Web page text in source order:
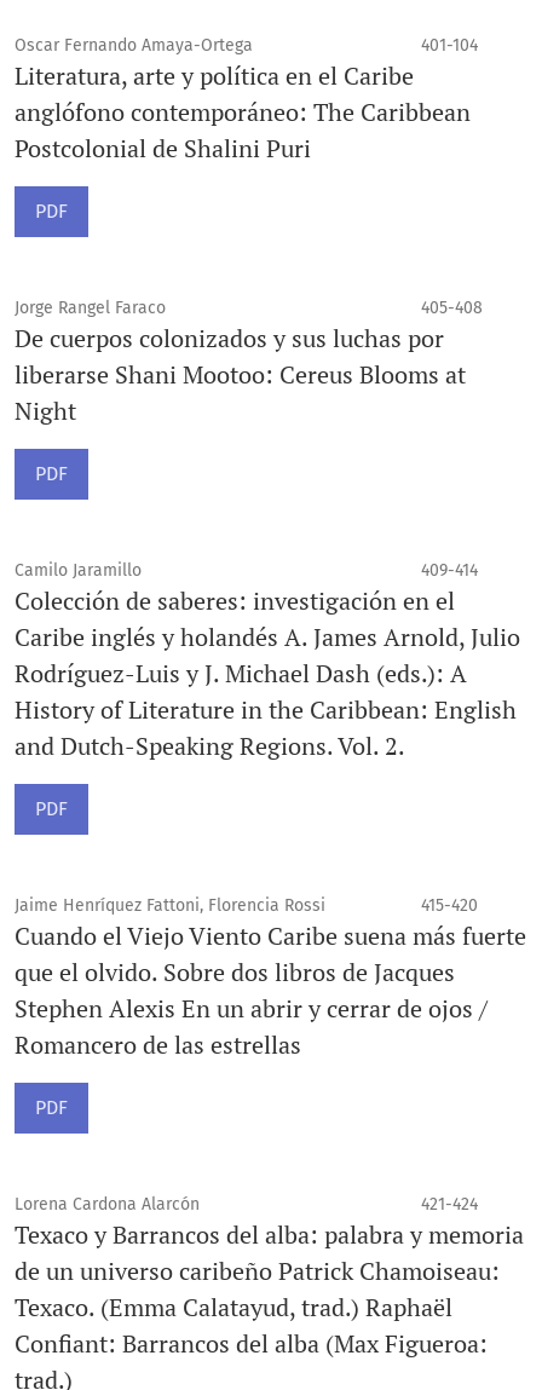
Oscar Fernando Amaya-Ortega 401-104
Literatura, arte y política en el Caribe
anglófono contemporáneo: The Caribbean
Postcolonial de Shalini Puri
PDF
Jorge Rangel Faraco 405-408
De cuerpos colonizados y sus luchas por
liberarse Shani Mootoo: Cereus Blooms at
Night
PDF
Camilo Jaramillo 409-414
Colección de saberes: investigación en el
Caribe inglés y holandés A. James Arnold, Julio
Rodríguez-Luis y J. Michael Dash (eds.): A
History of Literature in the Caribbean: English
and Dutch-Speaking Regions. Vol. 2.
PDF
Jaime Henríquez Fattoni, Florencia Rossi 415-420
Cuando el Viejo Viento Caribe suena más fuerte
que el olvido. Sobre dos libros de Jacques
Stephen Alexis En un abrir y cerrar de ojos /
Romancero de las estrellas
PDF
Lorena Cardona Alarcón 421-424
Texaco y Barrancos del alba: palabra y memoria
de un universo caribeño Patrick Chamoiseau:
Texaco. (Emma Calatayud, trad.) Raphaël
Confiant: Barrancos del alba (Max Figueroa:
trad.)